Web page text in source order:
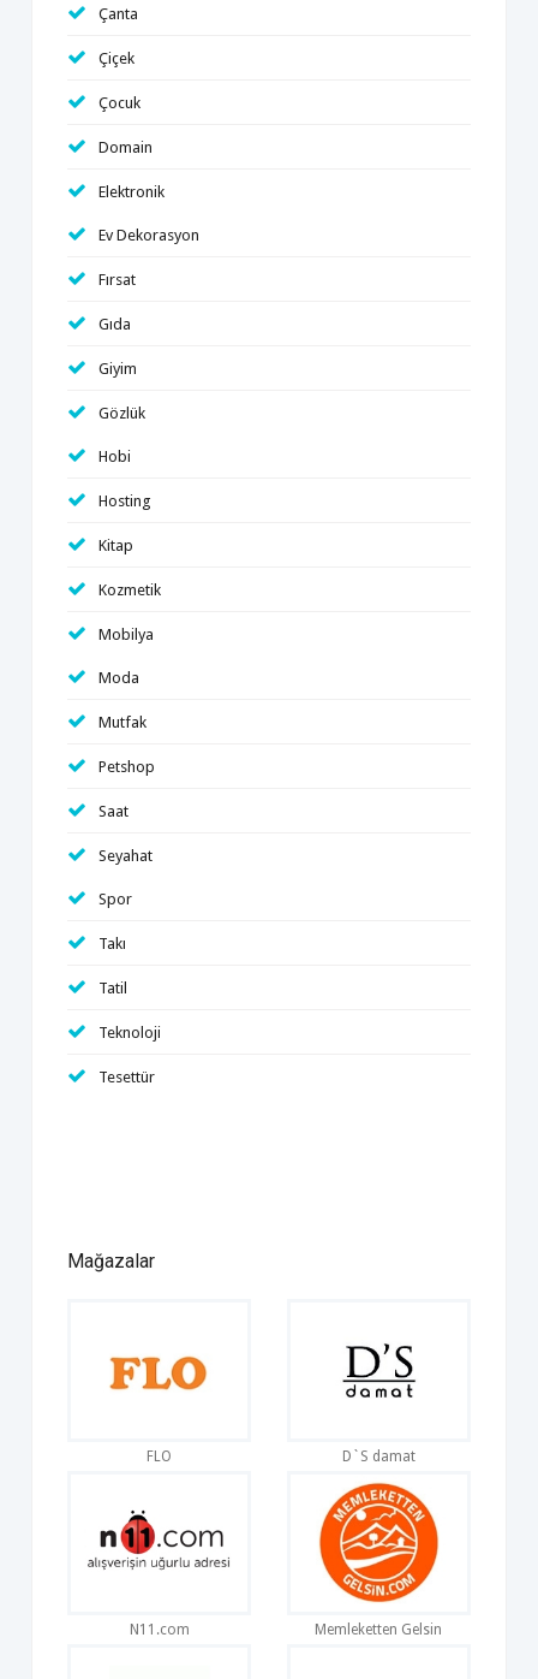
Çanta
Çiçek
Çocuk
Domain
Elektronik
Ev Dekorasyon
Fırsat
Gıda
Giyim
Gözlük
Hobi
Hosting
Kitap
Kozmetik
Mobilya
Moda
Mutfak
Petshop
Saat
Seyahat
Spor
Takı
Tatil
Teknoloji
Tesettür
Mağazalar
FLO D`S damat
N11.com Memleketten Gelsin